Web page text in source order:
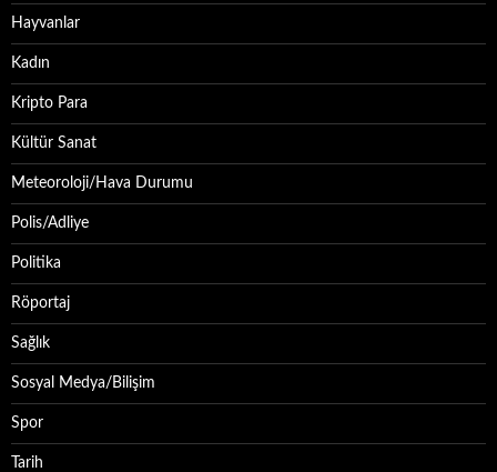
Hayvanlar
Kadın
Kripto Para
Kültür Sanat
Meteoroloji/Hava Durumu
Polis/Adliye
Politika
Röportaj
Sağlık
Sosyal Medya/Bilişim
Spor
Tarih